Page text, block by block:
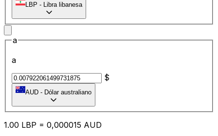
LBP - Libra libanesa
a
a
$
AUD - Dólar australiano
1.00 LBP = 0,000015 AUD